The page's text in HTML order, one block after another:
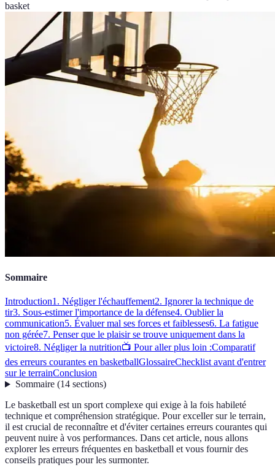
basket
Sommaire
Introduction1. Négliger l'échauffement2. Ignorer la technique de
tir3. Sous-estimer l'importance de la défense4. Oublier la
communication5. Évaluer mal ses forces et faiblesses6. La fatigue
non gérée7. Penser que le plaisir se trouve uniquement dans la
victoire8. Négliger la nutrition📺 Pour aller plus loin :Comparatif
des erreurs courantes en basketballGlossaireChecklist avant d'entrer
sur le terrainConclusion
Sommaire(14 sections)
Le basketball est un sport complexe qui exige à la fois habileté
technique et compréhension stratégique. Pour exceller sur le terrain,
il est crucial de reconnaître et d'éviter certaines erreurs courantes qui
peuvent nuire à vos performances. Dans cet article, nous allons
explorer les erreurs fréquentes en basketball et vous fournir des
conseils pratiques pour les surmonter.